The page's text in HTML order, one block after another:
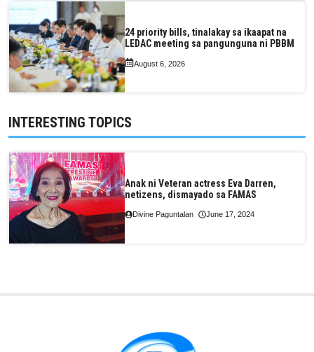
24 priority bills, tinalakay sa ikaapat na
LEDAC meeting sa pangunguna ni PBBM
August 6, 2026
INTERESTING TOPICS
Anak ni Veteran actress Eva Darren,
netizens, dismayado sa FAMAS
Divine Paguntalan June 17, 2024